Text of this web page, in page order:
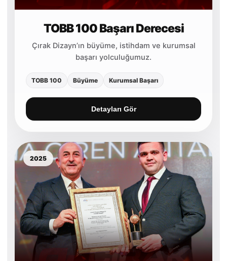
TOBB 100 Başarı Derecesi
Çırak Dizayn’ın büyüme, istihdam ve kurumsal
başarı yolculuğumuz.
TOBB 100 Büyüme Kurumsal Başarı
Detayları Gör
2025